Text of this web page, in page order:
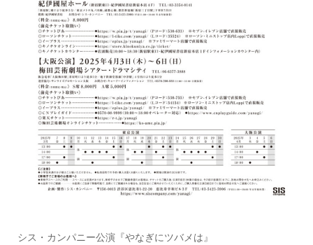
シス・カンパニー公演『やなぎにツバメは』